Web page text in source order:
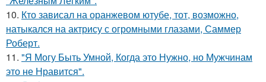
10. Кто зависал на оранжевом ютубе, тот, возможно,
натыкался на актрису с огромными глазами, Саммер
Роберт.
11. "Я Могу Быть Умной, Когда это Нужно, но Мужчинам
это не Нравится".